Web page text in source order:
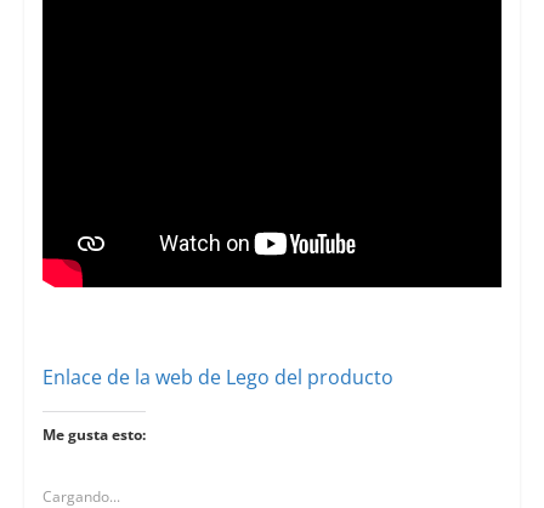
Enlace de la web de Lego del producto
Me gusta esto:
Cargando...